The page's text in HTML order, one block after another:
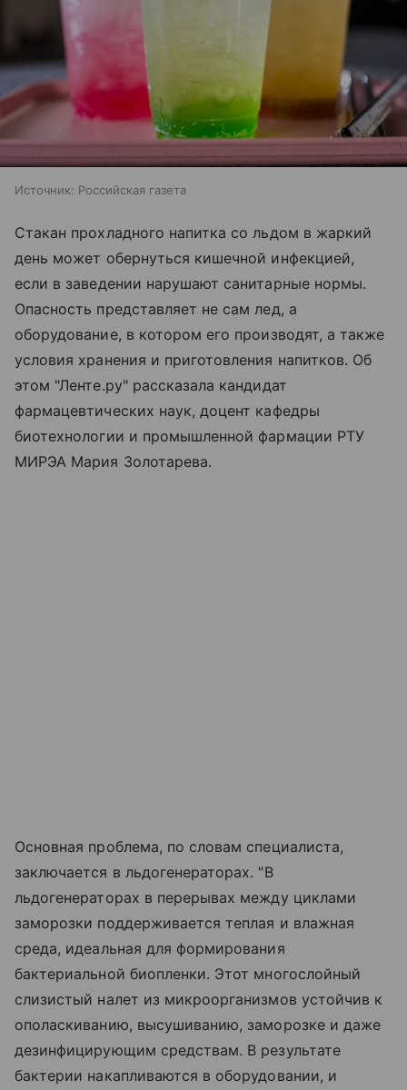
Источник: Российская газета
Стакан прохладного напитка со льдом в жаркий
день может обернуться кишечной инфекцией,
если в заведении нарушают санитарные нормы.
Опасность представляет не сам лед, а
оборудование, в котором его производят, а также
условия хранения и приготовления напитков. Об
этом "Ленте.ру" рассказала кандидат
фармацевтических наук, доцент кафедры
биотехнологии и промышленной фармации РТУ
МИРЭА Мария Золотарева.
Основная проблема, по словам специалиста,
заключается в льдогенераторах. "В
льдогенераторах в перерывах между циклами
заморозки поддерживается теплая и влажная
среда, идеальная для формирования
бактериальной биопленки. Этот многослойный
слизистый налет из микроорганизмов устойчив к
ополаскиванию, высушиванию, заморозке и даже
дезинфицирующим средствам. В результате
бактерии накапливаются в оборудовании, и